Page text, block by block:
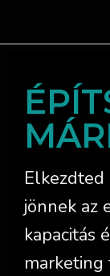
Elkezdted
jönnek az
kapacitás
marketing